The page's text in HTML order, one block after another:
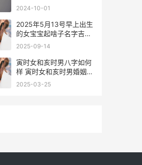
名字创意高端
2024-10-01
2025年5月13号早上出生
的女宝宝起啥子名字吉祥
2025年5月13号星期几
2025-09-14
寅时女和亥时男八字如何
样 寅时女和亥时男婚姻如
何
2025-03-25